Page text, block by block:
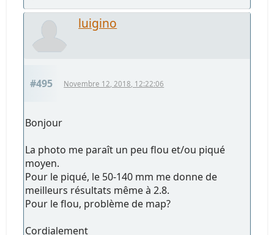
luigino
#495 Novembre 12, 2018, 12:22:06
Bonjour
La photo me paraît un peu flou et/ou piqué
moyen.
Pour le piqué, le 50-140 mm me donne de
meilleurs résultats même à 2.8.
Pour le flou, problème de map?
Cordialement